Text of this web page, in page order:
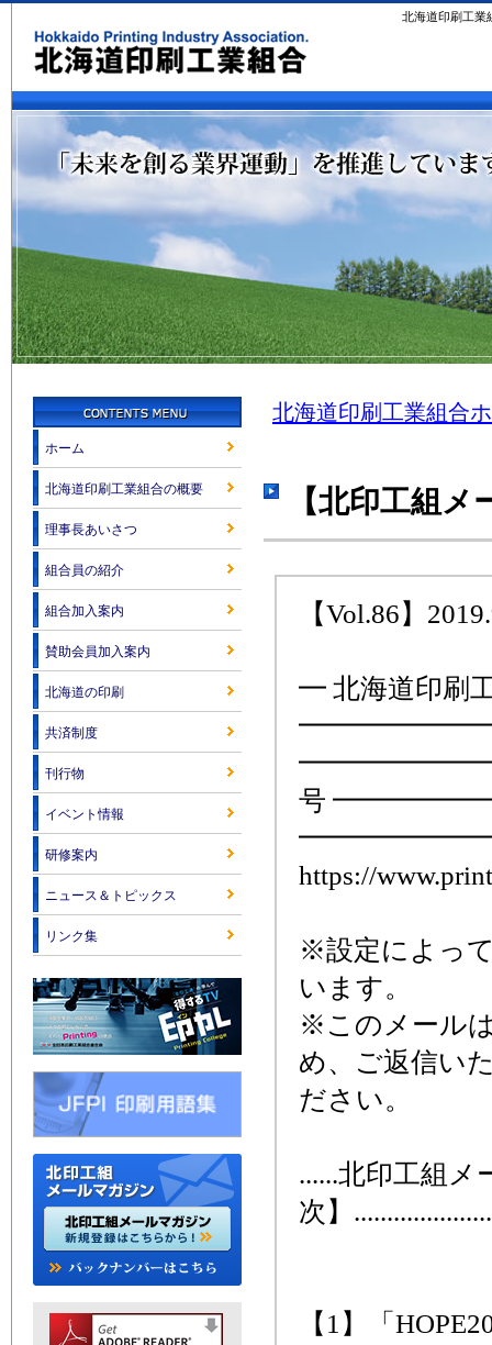
北海道印刷工業
北海道印刷工業組合
【北印工組
【Vol.86】
━ 北海道印刷
━━━━━━━━━
号
https://
※設定によっ
います。
※このメール
め、ご返信い
ださい。
......北印工組メ
次】
【1】「
ホーム
北海道印刷工業組合の概要
理事長あいさつ
組合員の紹介
組合加入案内
賛助会員加入案内
北海道の印刷
共済制度
刊行物
イベント情報
研修案内
ニュース＆トピックス
リンク集